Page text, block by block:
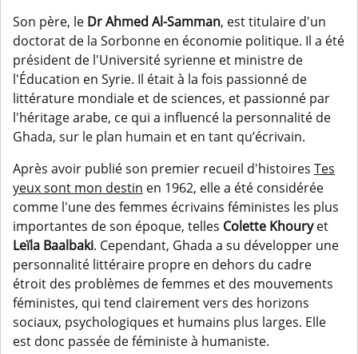
Son père, le Dr Ahmed Al-Samman, est titulaire d'un
doctorat de la Sorbonne en économie politique. Il a été
président de l'Université syrienne et ministre de
l'Éducation en Syrie. Il était à la fois passionné de
littérature mondiale et de sciences, et passionné par
l'héritage arabe, ce qui a influencé la personnalité de
Ghada, sur le plan humain et en tant qu’écrivain.
Après avoir publié son premier recueil d'histoires Tes
yeux sont mon destin en 1962, elle a été considérée
comme l'une des femmes écrivains féministes les plus
importantes de son époque, telles Colette Khouryet
Leïla Baalbaki. Cependant, Ghada a su développer une
personnalité littéraire propre en dehors du cadre
étroit des problèmes de femmes et des mouvements
féministes, qui tend clairement vers des horizons
sociaux, psychologiques et humains plus larges. Elle
est donc passée de féministe à humaniste.